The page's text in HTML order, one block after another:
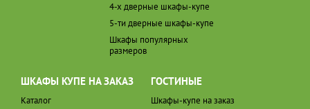
4-х дверные шкафы-купе
5-ти дверные шкафы-купе
Шкафы популярных
размеров
ШКАФЫ КУПЕ НА ЗАКАЗ
Каталог
ГОСТИНЫЕ
Шкафы-купе на заказ